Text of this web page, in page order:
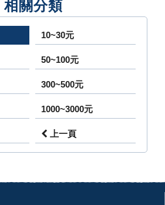
相關分類
10~30元
50~100元
300~500元
1000~3000元
上一頁